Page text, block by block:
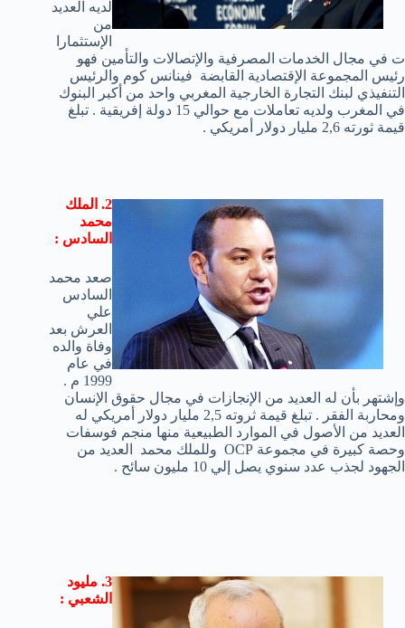
لديه العديد
من
الإستثمارا
ت في مجال الخدمات المصرفية والإتصالات والتأمين فهو
رئيس المجموعة الإقتصادية القابضة فينانس كوم والرئيس
التنفيذي لبنك التجارة الخارجية المغربي واحد من أكبر البنوك
في المغرب ولديه تعاملات مع حوالي 15 دولة إفريقية . تبلغ
قيمة ثورته 2,6 مليار دولار أمريكي .
2. الملك
محمد
السادس :
صعد محمد
السادس
علي
العرش بعد
وفاة والده
في عام
1999 م .
وإشتهر بأن له العديد من الإنجازات في مجال حقوق الإنسان
ومحاربة الفقر . تبلغ قيمة ثروته 2,5 مليار دولار أمريكي له
العديد من الأصول في الموارد الطبيعية منها منجم فوسفات
وحصة كبيرة في مجموعة OCP وللملك محمد العديد من
الجهود لجذب عدد سنوي يصل إلي 10 مليون سائح .
3. مليود
الشعبي :